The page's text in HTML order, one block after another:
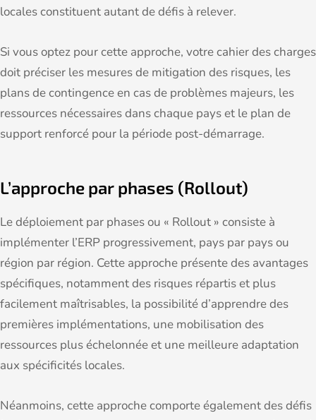
locales constituent autant de défis à relever.
Si vous optez pour cette approche, votre cahier des charges
doit préciser les mesures de mitigation des risques, les
plans de contingence en cas de problèmes majeurs, les
ressources nécessaires dans chaque pays et le plan de
support renforcé pour la période post-démarrage.
L’approche par phases (Rollout)
Le déploiement par phases ou « Rollout » consiste à
implémenter l’ERP progressivement, pays par pays ou
région par région. Cette approche présente des avantages
spécifiques, notamment des risques répartis et plus
facilement maîtrisables, la possibilité d’apprendre des
premières implémentations, une mobilisation des
ressources plus échelonnée et une meilleure adaptation
aux spécificités locales.
Néanmoins, cette approche comporte également des défis